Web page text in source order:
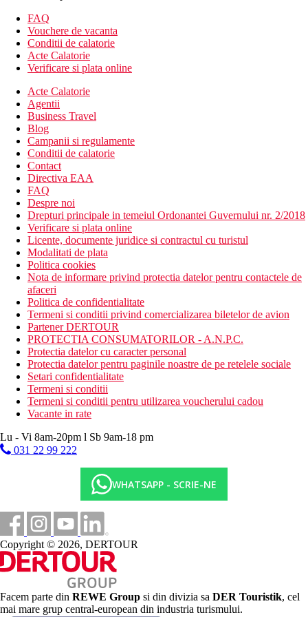
piscina exterioara
terasa cu umbrele si sezlonguri gratuit, prosoape contra
depozit
restaurant si bar la piscina
Descrierea plajei
un total de 3 golfuri mici, cu pietris, sunt separate de zona
hotelului doar printr-un drum cu trafic redus
Oferta sportiva
Gratuit: tenis, volei, teren de fotbal, tenis de masa.
Contra cost: biliard.
Internet
Gratuit: WiFi in hol si camere.
Mese
All Inclusive
Mic dejun, pranz si cina tip bufet.
Mic dejun continental tarziu (10.00-10.30)
Gustare usoara (12.00–16.00)
Inghetata pentru copii (10:30 a.m.–11:00 p.m.)
Bauturi alcoolice si nealcoolice selectate de productie
locala (10.30 a.m.-11.00 p.m.)
*Pentru cina este necesara tinuta formala. Orele enumerate pot fi
modificate.
Categoria oficiala
4 stele
Nota
In Grecia, trebuie sa platiti taxa turistica in functie de
categoria hotelului. Taxa nu este inclusa in pretul turului si
trebuie platita de catre client direct la receptia hotelului.
Taxa turistica
Incepand cu 2025, in Grecia exista obligatia de a plati taxa
climatica in functie de categoria de hotel. Taxa nu este inclusa in
tariful ofertei si va fi achitata de catre client la receptia hotelului.
Noile taxe de statiune in Grecia sunt (Aprilie – Octombrie):
10.00 €. Tarifele afisate sunt pe camera/noapte.
Distanţe
Distanta de cel mai apropiat aeroport
FAQ
Vouchere de vacanta
Conditii de calatorie
Acte Calatorie
Verificare si plata online
Acte Calatorie
Agentii
Business Travel
Blog
Campanii si regulamente
Conditii de calatorie
Contact
Directiva EAA
FAQ
Despre noi
Drepturi principale in temeiul Ordonantei Guvernului nr. 2/2018
Verificare si plata online
Licente, documente juridice si contractul cu turistul
Modalitati de plata
Politica cookies
Nota de informare privind protectia datelor pentru contactele de
afaceri
Politica de confidentialitate
Termeni si conditii privind comercializarea biletelor de avion
Partener DERTOUR
PROTECTIA CONSUMATORILOR - A.N.P.C.
Protectia datelor cu caracter personal
Protectia datelor pentru paginile noastre de pe retelele sociale
Setari confidentialitate
Termeni si conditii
Termeni si conditii pentru utilizarea voucherului cadou
Vacante in rate
Lu - Vi 8am-20pm l Sb 9am-18 pm
031 22 99 222
WHATSAPP - SCRIE-NE
Copyright © 2026, DERTOUR
Facem parte din REWE Group si din divizia sa DER Touristik, cel
mai mare grup central-european din industria turismului.